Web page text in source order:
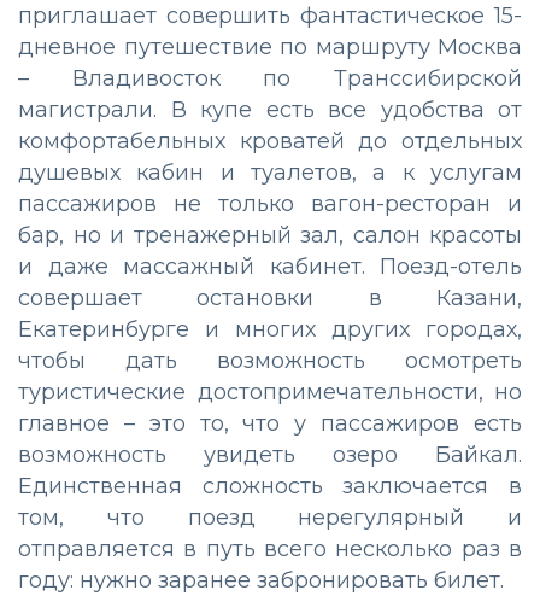
приглашает совершить фантастическое 15-
дневное путешествие по маршруту Москва
– Владивосток по Транссибирской
магистрали. В купе есть все удобства от
комфортабельных кроватей до отдельных
душевых кабин и туалетов, а к услугам
пассажиров не только вагон-ресторан и
бар, но и тренажерный зал, салон красоты
и даже массажный кабинет. Поезд-отель
совершает остановки в Казани,
Екатеринбурге и многих других городах,
чтобы дать возможность осмотреть
туристические достопримечательности, но
главное – это то, что у пассажиров есть
возможность увидеть озеро Байкал.
Единственная сложность заключается в
том, что поезд нерегулярный и
отправляется в путь всего несколько раз в
году: нужно заранее забронировать билет.